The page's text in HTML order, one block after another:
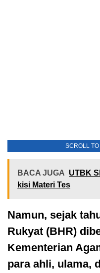
SCROLL
BACA JUGA UTBK
kisi Materi Tes
Namun, sejak
Rukyat (BHR)
Kementerian
para ahli, ulama,